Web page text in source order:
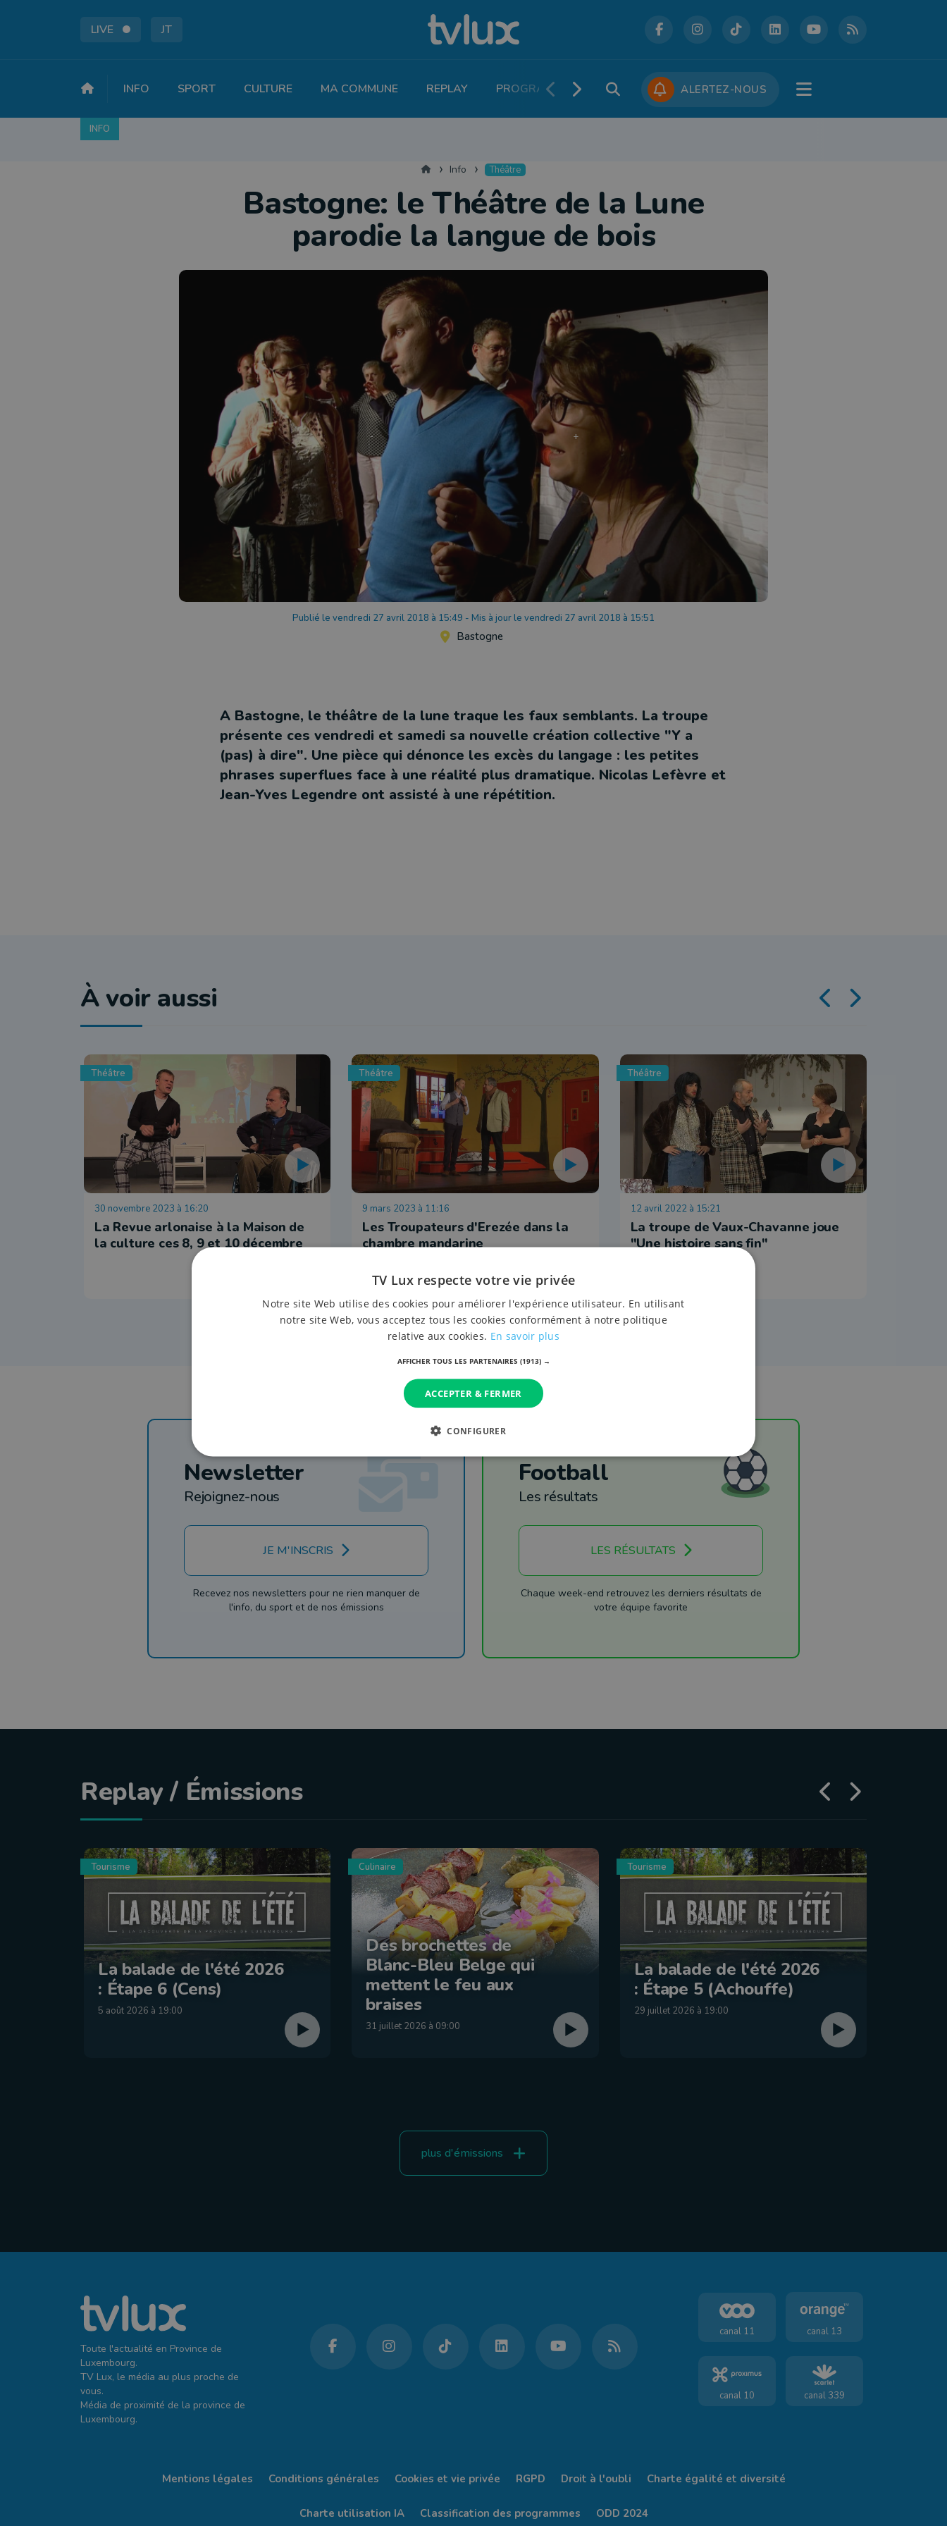
LIVE JT
INFO SPORT CULTURE MA COMMUNE REPLAY PROGRAMME TV PODCASTS CONCOURS JOBS
ALERTEZ-NOUS
INFO
AccueilInfo Théâtre
Bastogne: le Théâtre de la Lune
parodie la langue de bois
Publié le vendredi 27 avril 2018 à 15:49 - Mis à jour le vendredi 27 avril 2018 à 15:51
Bastogne
A Bastogne, le théâtre de la lune traque les faux semblants. La troupe
présente ces vendredi et samedi sa nouvelle création collective "Y a
(pas) à dire". Une pièce qui dénonce les excès du langage : les petites
phrases superflues face à une réalité plus dramatique. Nicolas Lefèvre et
Jean-Yves Legendre ont assisté à une répétition.
À voir aussi
Théâtre
30 novembre 2023 à 16:20
La Revue arlonaise à la Maison de
la culture ces 8, 9 et 10 décembre
Théâtre
9 mars 2023 à 11:16
Les Troupateurs d'Erezée dans la
chambre mandarine
Théâtre
12 avril 2022 à 15:21
La troupe de Vaux-Chavanne joue
"Une histoire sans fin"
Newsletter
Rejoignez-nous
JE M'INSCRIS
Recevez nos newsletters pour ne rien manquer de
l'info, du sport et de nos émissions
Football
Les résultats
LES RÉSULTATS
Chaque week-end retrouvez les derniers résultats de
votre équipe favorite
Replay / Émissions
Tourisme
La balade de l'été 2026
: Étape 6 (Cens)
5 août 2026 à 19:00
Culinaire
Des brochettes de
Blanc-Bleu Belge qui
mettent le feu aux
braises
31 juillet 2026 à 09:00
Tourisme
La balade de l'été 2026
: Étape 5 (Achouffe)
29 juillet 2026 à 19:00
plus d'émissions
Toute l'actualité en Province de
Luxembourg.
TV Lux, le média au plus proche de
vous.
Média de proximité de la province de
Luxembourg.
canal 11 canal 13
canal 10 canal 339
Mentions légales Conditions générales Cookies et vie privée RGPD Droit à l'oubli Charte égalité et diversité
Charte utilisation IA Classification des programmes ODD 2024
TV Lux respecte votre vie privée
Notre site Web utilise des cookies pour améliorer l'expérience utilisateur. En utilisant
notre site Web, vous acceptez tous les cookies conformément à notre politique
relative aux cookies. En savoir plus
AFFICHER TOUS LES PARTENAIRES (1913) →
ACCEPTER & FERMER
CONFIGURER